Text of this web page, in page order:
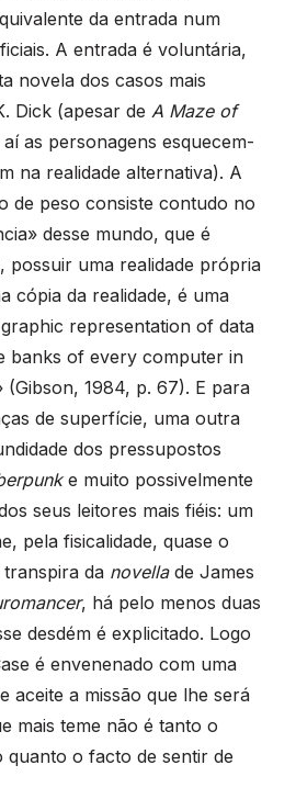
da entrada num
A entrada é voluntária,
novela dos casos mais
Dick (apesar de A Maze of
as personagens esquecem-
na realidade alternativa). A
de peso consiste contudo no
desse mundo, que é
possuir uma realidade própria
cópia da realidade, é uma
representation of data
banks of every computer in
(Gibson, 1984, p. 67). E para
de superfície, uma outra
dos pressupostos
e muito possivelmente
seus leitores mais fiéis: um
pela fisicalidade, quase o
da novellade James
, há pelo menos duas
desdém é explicitado. Logo
é envenenado com uma
aceite a missão que lhe será
mais teme não é tanto o
quanto o facto de sentir de